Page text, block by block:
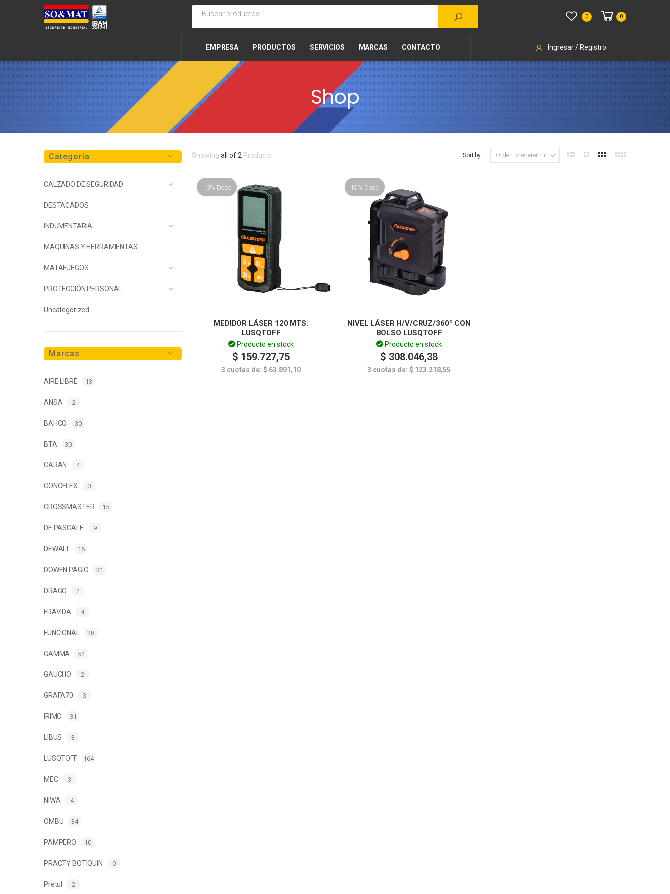
0 0
EMPRESA PRODUCTOS SERVICIOS MARCAS CONTACTO Ingresar / Registro
Shop
Categoría
CALZADO DE SEGURIDAD
DESTACADOS
INDUMENTARIA
MAQUINAS Y HERRAMIENTAS
MATAFUEGOS
PROTECCIÓN PERSONAL
Uncategorized
Marcas
AIRE LIBRE 13
ANSA 2
BAHCO 30
BTA 30
CARAN 4
CONOFLEX 0
CROSSMASTER 15
DE PASCALE 9
DEWALT 16
DOWEN PAGIO 31
DRAGO 2
FRAVIDA 4
FUNCIONAL 28
GAMMA 52
GAUCHO 2
GRAFA70 3
IRIMO 31
LIBUS 3
LUSQTOFF 164
MEC 3
NIWA 4
OMBU 34
PAMPERO 10
PRACTY BOTIQUIN 0
Pretul 2
Showing all of 2 Products Sort by:
10% Desc
MEDIDOR LÁSER 120 MTS.
LUSQTOFF
Producto en stock
$ 159.727,75
3 cuotas de: $ 63.891,10
10% Desc
NIVEL LÁSER H/V/CRUZ/360º CON
BOLSO LUSQTOFF
Producto en stock
$ 308.046,38
3 cuotas de: $ 123.218,55